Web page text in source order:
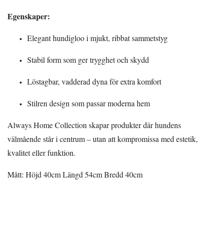
Egenskaper:
Elegant hundigloo i mjukt, ribbat sammetstyg
Stabil form som ger trygghet och skydd
Löstagbar, vadderad dyna för extra komfort
Stilren design som passar moderna hem
Always Home Collection skapar produkter där hundens
välmående står i centrum – utan att kompromissa med estetik,
kvalitet eller funktion.
Mått: Höjd 40cm Längd 54cm Bredd 40cm